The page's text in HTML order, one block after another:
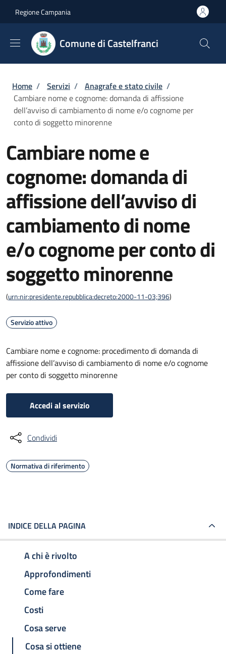
Regione Campania
Comune di Castelfranci
Briciole di pane
Home / Servizi / Anagrafe e stato civile /
Cambiare nome e cognome: domanda di affissione
dell’avviso di cambiamento di nome e/o cognome per
conto di soggetto minorenne
Cambiare nome e
cognome: domanda di
affissione dell’avviso di
cambiamento di nome
e/o cognome per conto di
soggetto minorenne
(urn:nir:presidente.repubblica:decreto:2000-11-03;396)
Servizio attivo
Cambiare nome e cognome: procedimento di domanda di
affissione dell’avviso di cambiamento di nome e/o cognome
per conto di soggetto minorenne
Accedi al servizio
Condividi
Normativa di riferimento
INDICE DELLA PAGINA
A chi è rivolto
Approfondimenti
Come fare
Costi
Cosa serve
Cosa si ottiene